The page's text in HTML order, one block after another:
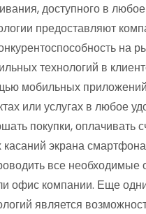
доступного в
предоставляют
на
технологий в
мобильных
или услугах в любое
покупки, оплачивать
касаний экрана
все
офис компании. Еще
является